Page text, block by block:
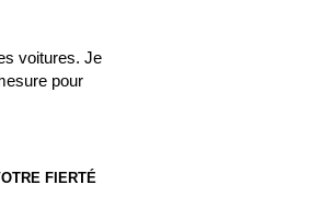
voitures. Je
pour
FIERTÉ